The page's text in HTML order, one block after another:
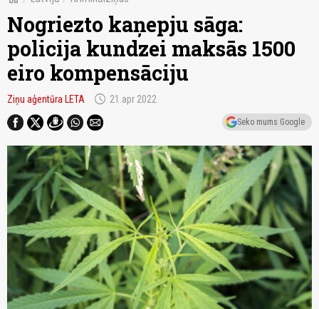
Nogriezto kaņepju sāga:
policija kundzei maksās 1500
eiro kompensāciju
Ziņu aģentūra LETA schedule 21.apr 2022
Seko mums Google